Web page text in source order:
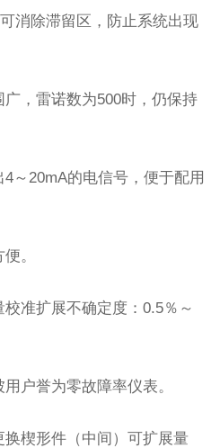
除滞留区，防止系统出现
，雷诺数为500时，仍保持
20mA的电信号，便于配用
。
准扩展不确定度：0.5％～
誉为零故障率仪表。
楔形件（中间）可扩展量